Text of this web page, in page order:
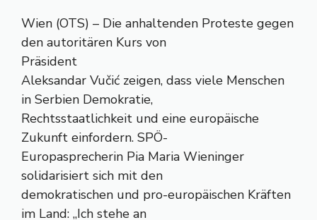
Wien (OTS) – Die anhaltenden Proteste gegen
den autoritären Kurs von
Präsident
Aleksandar Vučić zeigen, dass viele Menschen
in Serbien Demokratie,
Rechtsstaatlichkeit und eine europäische
Zukunft einfordern. SPÖ-
Europasprecherin Pia Maria Wieninger
solidarisiert sich mit den
demokratischen und pro-europäischen Kräften
im Land: „Ich stehe an